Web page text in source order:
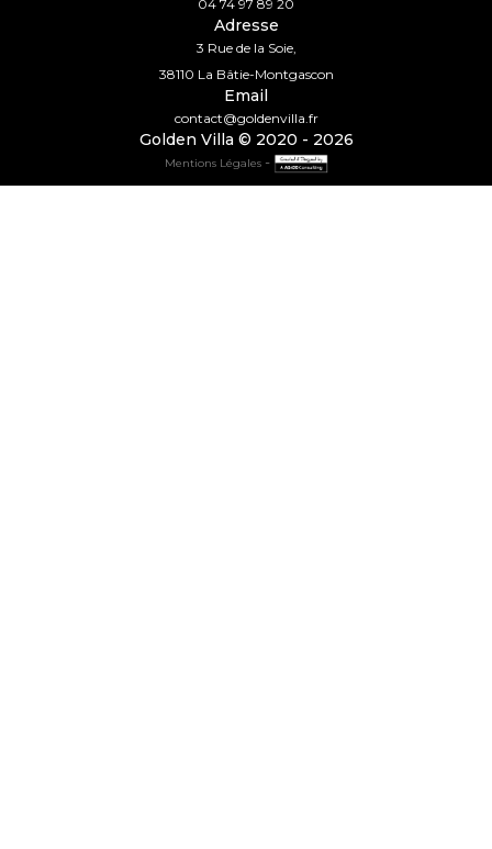
04 74 97 89 20
Adresse
3 Rue de la Soie,
38110 La Bâtie-Montgascon
Email
contact@goldenvilla.fr
Golden Villa © 2020 - 2026
Mentions Légales-